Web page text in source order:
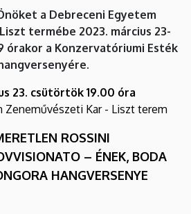
a Debreceni Egyetem
termébe 2023. március 23-
órakor a Konzervatóriumi Esték
23. csütörtök 19.00 óra
Zeneművészeti Kar - Liszt terem
ROSSINI
– ÉNEK, BODA
HANGVERSENYE